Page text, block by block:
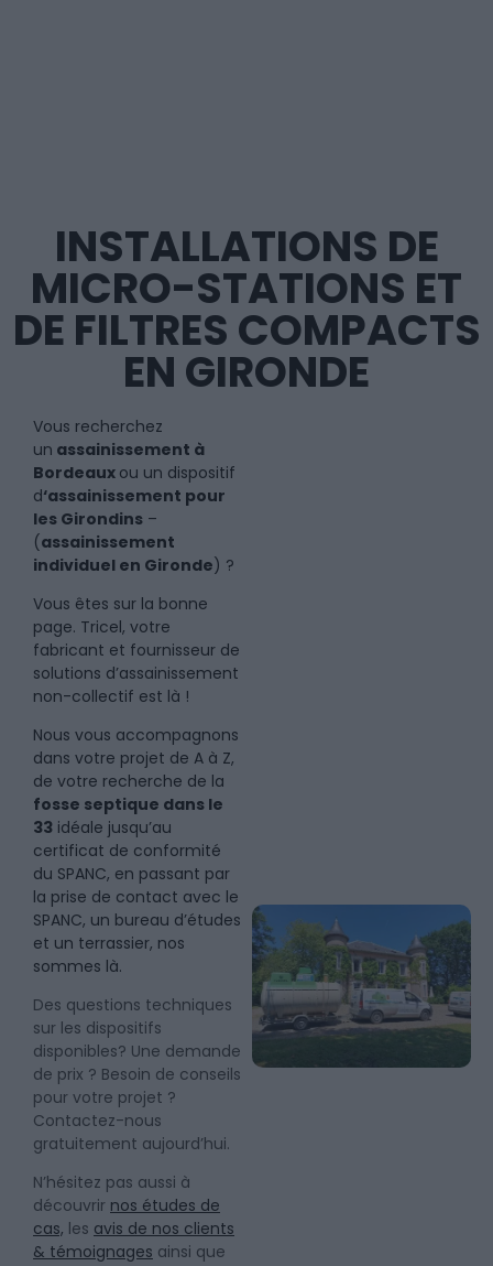
INSTALLATIONS DE
MICRO-STATIONS ET
DE FILTRES COMPACTS
EN GIRONDE
Vous recherchez
un assainissement à
Bordeaux ou un dispositif
d‘assainissement pour
les Girondins –
(assainissement
individuel en Gironde) ?
Vous êtes sur la bonne
page. Tricel, votre
fabricant et fournisseur de
solutions d’assainissement
non-collectif est là !
Nous vous accompagnons
dans votre projet de A à Z,
de votre recherche de la
fosse septique dans le
33 idéale jusqu’au
certificat de conformité
du SPANC, en passant par
la prise de contact avec le
SPANC, un bureau d’études
et un terrassier, nos
sommes là.
Des questions techniques
sur les dispositifs
disponibles? Une demande
de prix ? Besoin de conseils
pour votre projet ?
Contactez-nous
gratuitement aujourd’hui.
N’hésitez pas aussi à
découvrir nos études de
cas, les avis de nos clients
& témoignages ainsi que